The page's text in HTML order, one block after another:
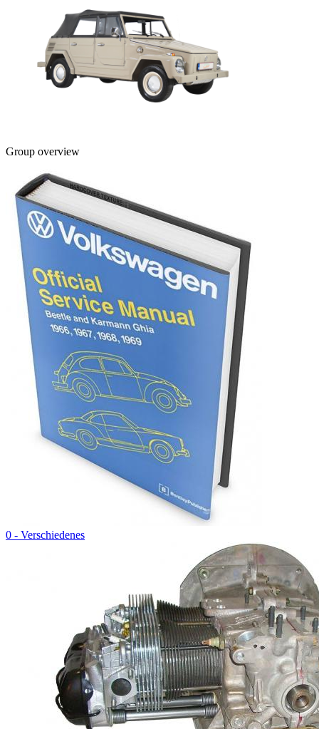
Group overview
0 - Verschiedenes